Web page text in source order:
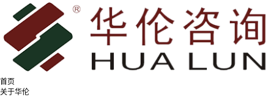
首页
关于华伦